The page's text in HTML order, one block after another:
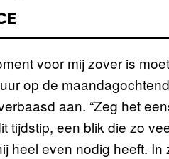
voor mij zover is
op de
aan. “Zeg het
tijdstip, een blik die zo
heel even nodig heeft.